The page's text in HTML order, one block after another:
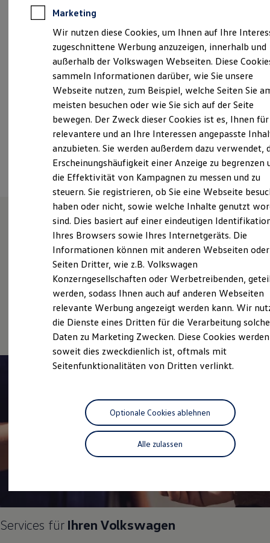
Elektroautos
ID. Tutorials
Elektrofahrzeugkonzepte
Reichweite
Reichweite der ID. Modelle
Reichweite im Winter
Laden
Laden unterwegs
Laden Zuhause
Ladestationen finden
Ladezeitensimulator
Batterie
Sicherheit
Garantie und Lebensdauer
Nachhaltigkeit
Technologie
Kosten und Kauf
Verbrauchskosten
Kaufoptionen
E-Auto-Förderung
Software und Konnektivität
ID. Software Versionen und Updates
Digitale Extras
Schnittstellen zu Ihrem ID.
Hybridautos
Marke und Erlebnis
Volkswagen R und R Experience
R-Modelle
Driving Experience
Volkswagen entdecken
Lifestyle Shop
T-Roc Kollektion
Golf Kollektion
ID. Kollektion
Volkswagen Kollektion
R-Kollektion
Besitzer und Service
myVolkswagen
Software Updates
m.schaefer@autohaus-schwalm.de
Montag
Sonntag
Geschlossen
Gast WLAN verfügbar!
Ansprechpartner
Unsere Leistungenim
Überblick
Gebrauchtwagen
Service
Services für Ihren Volkswagen
Marketing
Wir nutzen diese Cookies, um Ihnen auf Ihre
zugeschnittene Werbung anzuzeigen, innerhalb und
außerhalb der Volkswagen Webseiten. Diese
sammeln Informationen darüber, wie Sie unsere
Webseite nutzen, zum Beispiel, welche Seiten Sie
meisten besuchen oder wie Sie sich auf der Seite
bewegen. Der Zweck dieser Cookies ist es, Ihnen für
relevantere und an Ihre Interessen angepasste
anzubieten. Sie werden außerdem dazu verwendet,
Erscheinungshäufigkeit einer Anzeige zu begrenzen
die Effektivität von Kampagnen zu messen und zu
steuern. Sie registrieren, ob Sie eine Webseite
haben oder nicht, sowie welche Inhalte genutzt
sind. Dies basiert auf einer eindeutigen
Ihres Browsers sowie Ihres Internetgeräts. Die
Informationen können mit anderen Webseiten oder
Seiten Dritter, wie z.B. Volkswagen
Konzerngesellschaften oder Werbetreibenden,
werden, sodass Ihnen auch auf anderen Webseiten
relevante Werbung angezeigt werden kann. Wir
die Dienste eines Dritten für die Verarbeitung
Daten zu Marketing Zwecken. Diese Cookies
soweit dies zweckdienlich ist, oftmals mit
Seitenfunktionalitäten von Dritten verlinkt.
Alle zulassen
Optionale Cookies ablehnen